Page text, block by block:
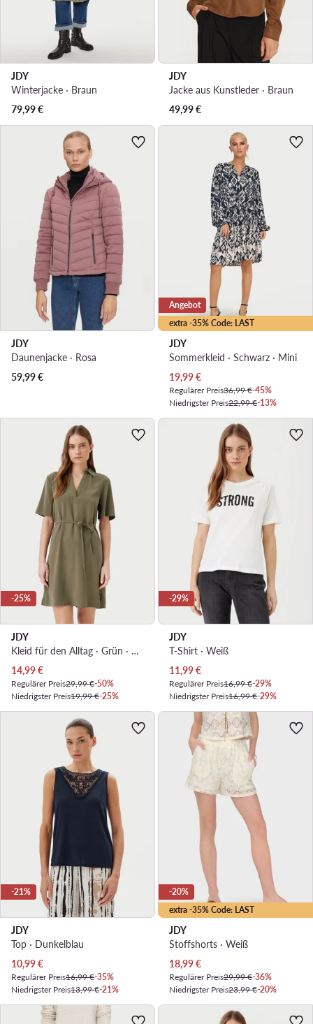
JDY
Winterjacke · Braun
79,99€
JDY
Jacke aus Kunstleder · Braun
49,99€
JDY
Daunenjacke · Rosa
59,99€
extra -35% Code: LAST
Angebot
JDY
Sommerkleid · Schwarz · Mini
Aktueller Preis
19,99€
Regulärer Preis36,99 €-45%
Niedrigster Preis22,99 €-13%
-25%
JDY
Kleid für den Alltag · Grün · Mini
Aktueller Preis
14,99€
Regulärer Preis29,99 €-50%
Niedrigster Preis19,99 €-25%
-29%
JDY
T-Shirt · Weiß
Aktueller Preis
11,99€
Regulärer Preis16,99 €-29%
Niedrigster Preis16,99 €-29%
-21%
JDY
Top · Dunkelblau
Aktueller Preis
10,99€
Regulärer Preis16,99 €-35%
Niedrigster Preis13,99 €-21%
extra -35% Code: LAST
-20%
JDY
Stoffshorts · Weiß
Aktueller Preis
18,99€
Regulärer Preis29,99 €-36%
Niedrigster Preis23,99 €-20%